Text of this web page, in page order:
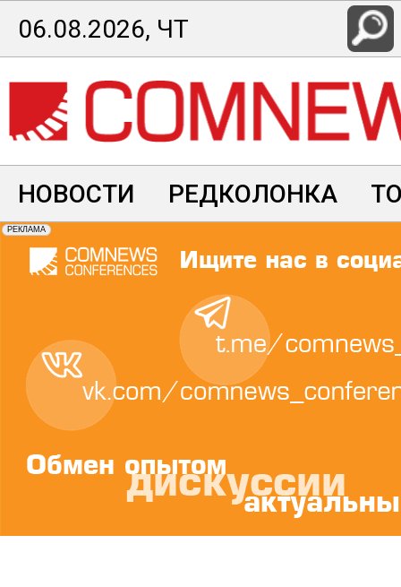
Перейти
к
основному
содержанию
06.08.2026, ЧТ
НОВОСТИ РЕДКОЛОНКА